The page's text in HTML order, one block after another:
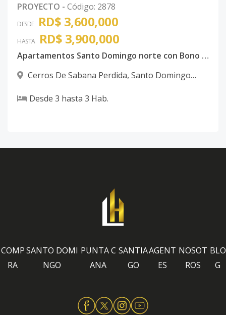
PROYECTO - Código: 2878
DESDE RD$ 3,600,000
HASTA RD$ 3,900,000
Apartamentos Santo Domingo norte con Bono de primera vivienda
Cerros De Sabana Perdida, Santo Domingo
Desde 3 hasta 3 Hab.
COMP
RA
SANTO DOMI
NGO
PUNTA C
ANA
SANTIA
GO
AGENT
ES
NOSOT
ROS
BLO
G